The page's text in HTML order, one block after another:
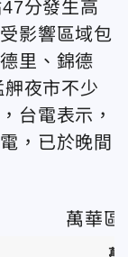
分發生高
影響區域包
里、錦德
舺夜市不少
台電表示，
，已於晚間
萬